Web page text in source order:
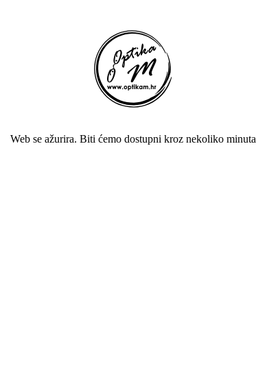
Web se ažurira. Biti ćemo dostupni kroz nekoliko minuta